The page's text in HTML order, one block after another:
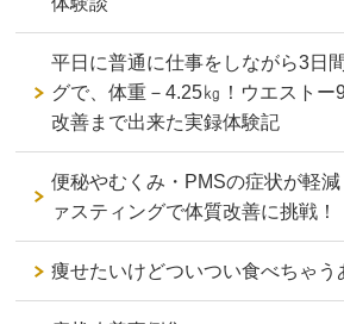
平日に普通に仕事をしながら3日
グで、体重－4.25㎏！ウエストー
改善まで出来た実録体験記
便秘やむくみ・PMSの症状が軽
ァスティングで体質改善に挑戦！
痩せたいけどついつい食べちゃう